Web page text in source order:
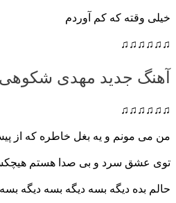
خیلی وقته که کم آوردم
♫♫♫♫♫♫
آهنگ جدید مهدی شکوهی
♫♫♫♫♫♫
من می مونم و یه بغل خاطره که از
توی عشق سرد و بی صدا هستم
حالم بده دیگه بسه دیگه بسه دیگه بسه